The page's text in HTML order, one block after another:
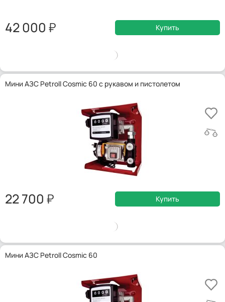
42 000 Купить
Мини АЗС Petroll Cosmic 60 с рукавом и пистолетом
22 700 Купить
Мини АЗС Petroll Cosmic 60